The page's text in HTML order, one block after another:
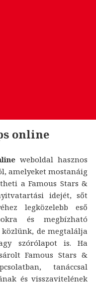
online
weboldal hasznos
amelyeket mostanáig
a Famous Stars &
idejét, sőt
legközelebb eső
és megbízható
de megtalálja
szórólapot is. Ha
Famous Stars &
tanáccsal
és visszavitelének